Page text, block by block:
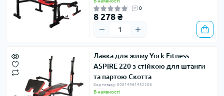
0
8 278 ₴
Лавка для жиму York Fitness
ASPIRE 220 з стійкою для штанги
та партою Скотта
Код товару: 00014961432206
В наявності